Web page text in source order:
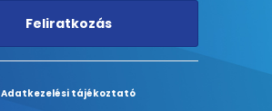
Feliratkozás
Adatkezelési tájékoztató